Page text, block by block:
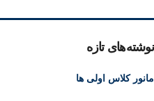
نوشته‌های تازه
مانور کلاس اولی ها